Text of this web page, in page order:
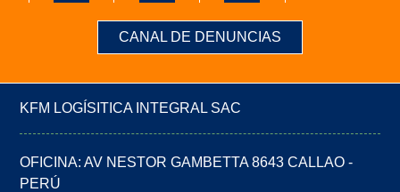
CANAL DE DENUNCIAS
KFM LOGÍSITICA INTEGRAL SAC
OFICINA: AV NESTOR GAMBETTA 8643 CALLAO -
PERÚ